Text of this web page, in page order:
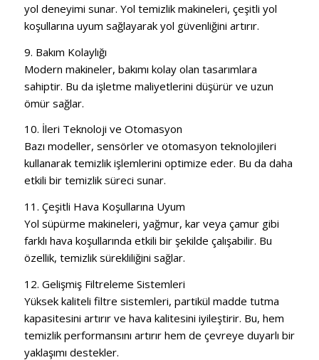
yol deneyimi sunar. Yol temizlik makineleri, çeşitli yol
koşullarına uyum sağlayarak yol güvenliğini artırır.
9. Bakım Kolaylığı
Modern makineler, bakımı kolay olan tasarımlara
sahiptir. Bu da işletme maliyetlerini düşürür ve uzun
ömür sağlar.
10. İleri Teknoloji ve Otomasyon
Bazı modeller, sensörler ve otomasyon teknolojileri
kullanarak temizlik işlemlerini optimize eder. Bu da daha
etkili bir temizlik süreci sunar.
11. Çeşitli Hava Koşullarına Uyum
Yol süpürme makineleri, yağmur, kar veya çamur gibi
farklı hava koşullarında etkili bir şekilde çalışabilir. Bu
özellik, temizlik sürekliliğini sağlar.
12. Gelişmiş Filtreleme Sistemleri
Yüksek kaliteli filtre sistemleri, partikül madde tutma
kapasitesini artırır ve hava kalitesini iyileştirir. Bu, hem
temizlik performansını artırır hem de çevreye duyarlı bir
yaklaşımı destekler.